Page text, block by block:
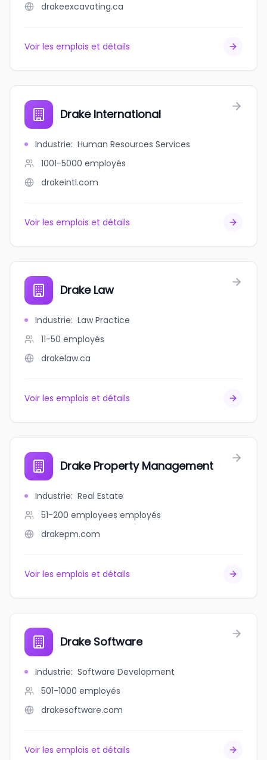
drakeexcavating.ca
Voir les emplois et détails
Drake International
Industrie: Human Resources Services
1001-5000 employés
drakeintl.com
Voir les emplois et détails
Drake Law
Industrie: Law Practice
11-50 employés
drakelaw.ca
Voir les emplois et détails
Drake Property Management
Industrie: Real Estate
51-200 employees employés
drakepm.com
Voir les emplois et détails
Drake Software
Industrie: Software Development
501-1000 employés
drakesoftware.com
Voir les emplois et détails